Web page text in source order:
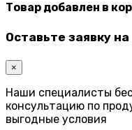
Товар добавлен в
Оставьте заявку
×
Наши специалисты
консультацию по
выгодные условия